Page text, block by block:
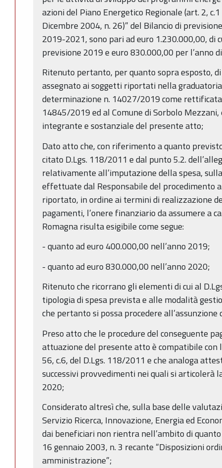
azioni del Piano Energetico Regionale (art. 2,
Dicembre 2004, n. 26)” del Bilancio di
2019-2021, sono pari ad euro 1.230.000,00, di
previsione 2019 e euro 830.000,00 per l’anno
Ritenuto pertanto, per quanto sopra esposto,
assegnato ai soggetti riportati nella
determinazione n. 14027/2019 come
14845/2019 ed al Comune di Sorbolo
integrante e sostanziale del presente atto;
Dato atto che, con riferimento a quanto
citato D.Lgs. 118/2011 e dal punto 5.2.
relativamente all’imputazione della spesa,
effettuate dal Responsabile del procedimento
riportato, in ordine ai termini di realizzazione
pagamenti, l’onere finanziario da assumere a
Romagna risulta esigibile come segue:
- quanto ad euro 400.000,00 nell’anno 2019;
- quanto ad euro 830.000,00 nell’anno 2020;
Ritenuto che ricorrano gli elementi di cui al
tipologia di spesa prevista e alle modalità
che pertanto si possa procedere all’assunzione
Preso atto che le procedure del conseguente
attuazione del presente atto è compatibile con
56, c.6, del D.Lgs. 118/2011 e che analoga
successivi provvedimenti nei quali si articolerà
2020;
Considerato altresì che, sulla base delle
Servizio Ricerca, Innovazione, Energia ed
dai beneficiari non rientra nell’ambito di
16 gennaio 2003, n. 3 recante “Disposizioni
amministrazione”;